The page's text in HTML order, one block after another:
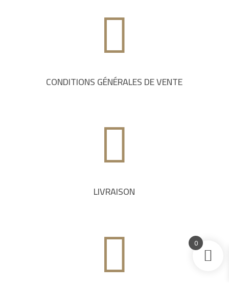

CONDITIONS GÉNÉRALES DE VENTE

LIVRAISON
 0